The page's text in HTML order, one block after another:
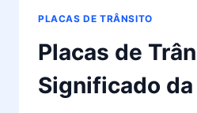
PLACAS DE TRÂNSITO
Placas de
Significado